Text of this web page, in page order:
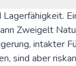
Zweigelt
intakter
sind aber